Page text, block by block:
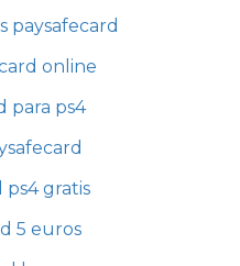
paysafecard
online
para ps4
ps4 gratis
5 euros